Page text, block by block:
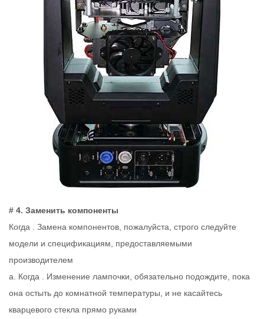
# 4. Заменить компоненты
Когда . Замена компонентов, пожалуйста, строго следуйте
модели и спецификациям, предоставляемыми
производителем
a. Когда . Изменение лампочки, обязательно подождите, пока
она остыть до комнатной температуры, и не касайтесь
кварцевого стекла прямо руками